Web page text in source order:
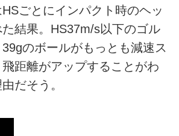
ごとにインパクト時のヘッ
た結果。HS37m/s以下のゴル
のボールがもっとも減速ス
距離がアップすることがわ
だそう。